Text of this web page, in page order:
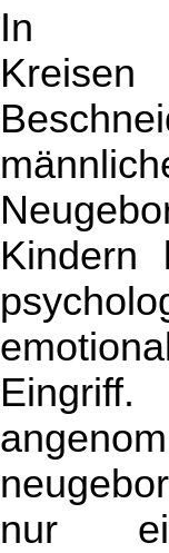
In
Kindern
nur